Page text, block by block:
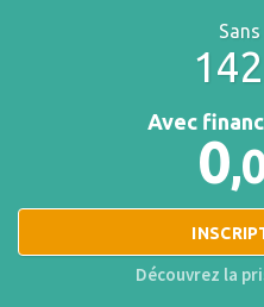
Sans
142
Avec
0
Découvrez la